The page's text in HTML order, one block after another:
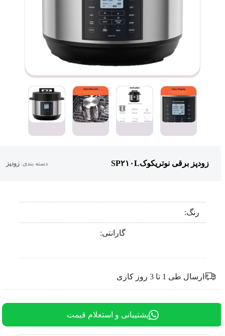
زودپز برقی نوتریکوکSP۲۱۰L دسته بندی:زودپز
رنگ:
گارانتی:
ارسال طی 1 تا 3 روز کاری
پشتیبانی و استعلام قیمت